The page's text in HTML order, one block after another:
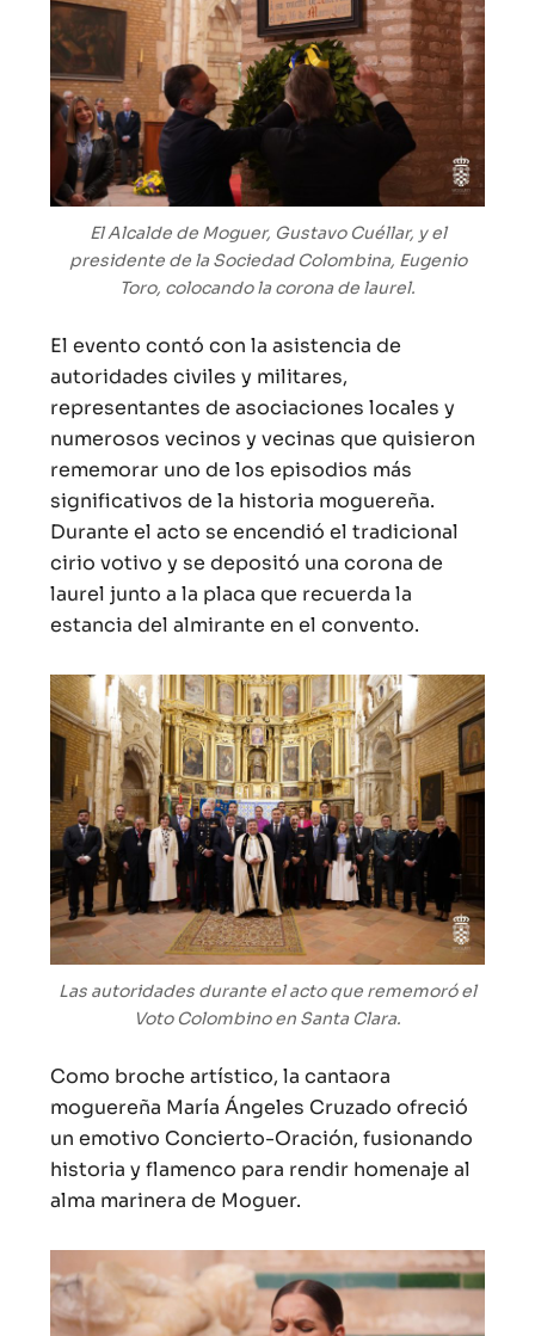
El Alcalde de Moguer, Gustavo Cuéllar, y el
presidente de la Sociedad Colombina, Eugenio
Toro, colocando la corona de laurel.
El evento contó con la asistencia de
autoridades civiles y militares,
representantes de asociaciones locales y
numerosos vecinos y vecinas que quisieron
rememorar uno de los episodios más
significativos de la historia moguereña.
Durante el acto se encendió el tradicional
cirio votivo y se depositó una corona de
laurel junto a la placa que recuerda la
estancia del almirante en el convento.
Las autoridades durante el acto que rememoró el
Voto Colombino en Santa Clara.
Como broche artístico, la cantaora
moguereña María Ángeles Cruzado ofreció
un emotivo Concierto-Oración, fusionando
historia y flamenco para rendir homenaje al
alma marinera de Moguer.